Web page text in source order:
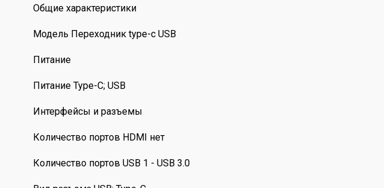
Общие характеристики
Модель Переходник type-c USB
Питание
Питание Type-C; USB
Интерфейсы и разъемы
Количество портов HDMI нет
Количество портов USB 1 - USB 3.0